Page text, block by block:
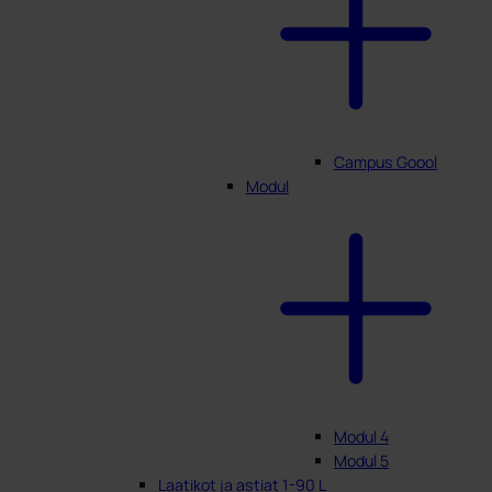
Campus Goool
Modul
Modul 4
Modul 5
Laatikot ja astiat 1-90 L